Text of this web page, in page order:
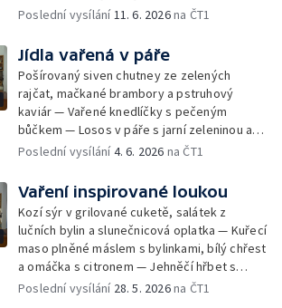
majonézou — Jehněčí karbanátky s
Poslední vysílání11. 6. 2026na ČT1
Jídla vařená v páře
Pošírovaný siven chutney ze zelených
rajčat, mačkané brambory a pstruhový
kaviár — Vařené knedlíčky s pečeným
bůčkem — Losos v páře s jarní zeleninou a
omáčkou z růžového vína
Poslední vysílání4. 6. 2026 na ČT1
Vaření inspirované loukou
Kozí sýr v grilované cuketě, salátek z
lučních bylin a slunečnicová oplatka — Kuřecí
maso plněné máslem s bylinkami, bílý chřest
a omáčka s citronem — Jehněčí hřbet s
rajčatovou polentou, krémovým pórkem a
Poslední vysílání 28. 5. 2026na ČT1